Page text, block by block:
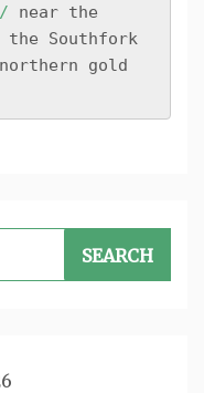
near the
the Southfork
gold